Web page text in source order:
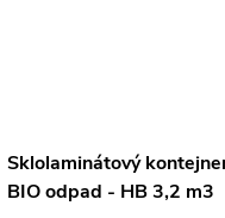
Sklolaminátový
BIO odpad - HB 3,2 m3